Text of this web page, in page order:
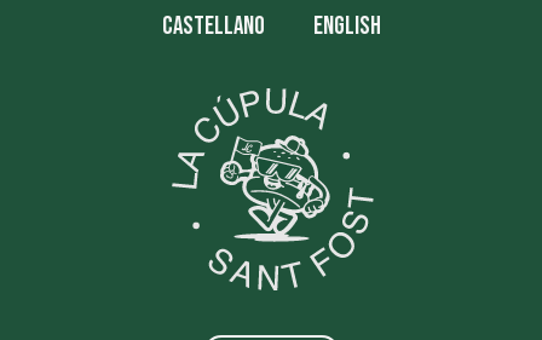
CASTELLANO ENGLISH